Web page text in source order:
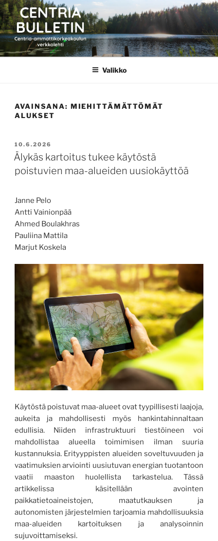
Siirry
sisältöön
CENTRIA BULLETIN
Valikko
AVAINSANA: MIEHITTÄMÄTTÖMÄT
ALUKSET
JULKAISTU
10.6.2026
Älykäs kartoitus tukee käytöstä
poistuvien maa-alueiden uusiokäyttöä
Janne Pelo
Antti Vainionpää
Ahmed Boulakhras
Pauliina Mattila
Marjut Koskela
Käytöstä poistuvat maa-alueet ovat tyypillisesti laajoja,
aukeita ja mahdollisesti myös hankintahinnaltaan
edullisia. Niiden infrastruktuuri tiestöineen voi
mahdollistaa alueella toimimisen ilman suuria
kustannuksia. Erityyppisten alueiden soveltuvuuden ja
vaatimuksien arviointi uusiutuvan energian tuotantoon
vaatii maaston huolellista tarkastelua. Tässä
artikkelissa käsitellään avointen
paikkatietoaineistojen, maatutkauksen ja
autonomisten järjestelmien tarjoamia mahdollisuuksia
maa-alueiden kartoituksen ja analysoinnin
sujuvoittamiseksi.